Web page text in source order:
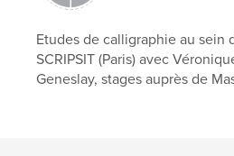
Etudes de calligraphie au sein
SCRIPSIT (Paris) avec
Geneslay, stages auprès de